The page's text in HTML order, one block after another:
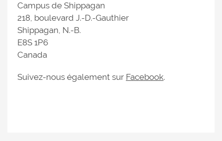
Campus de Shippagan
218, boulevard J.-D.-Gauthier
Shippagan, N.-B.
E8S 1P6
Canada
Suivez-nous également sur Facebook.